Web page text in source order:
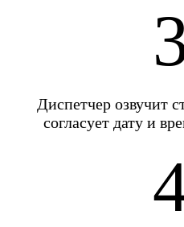
Диспетчер озвучит
согласует дату и